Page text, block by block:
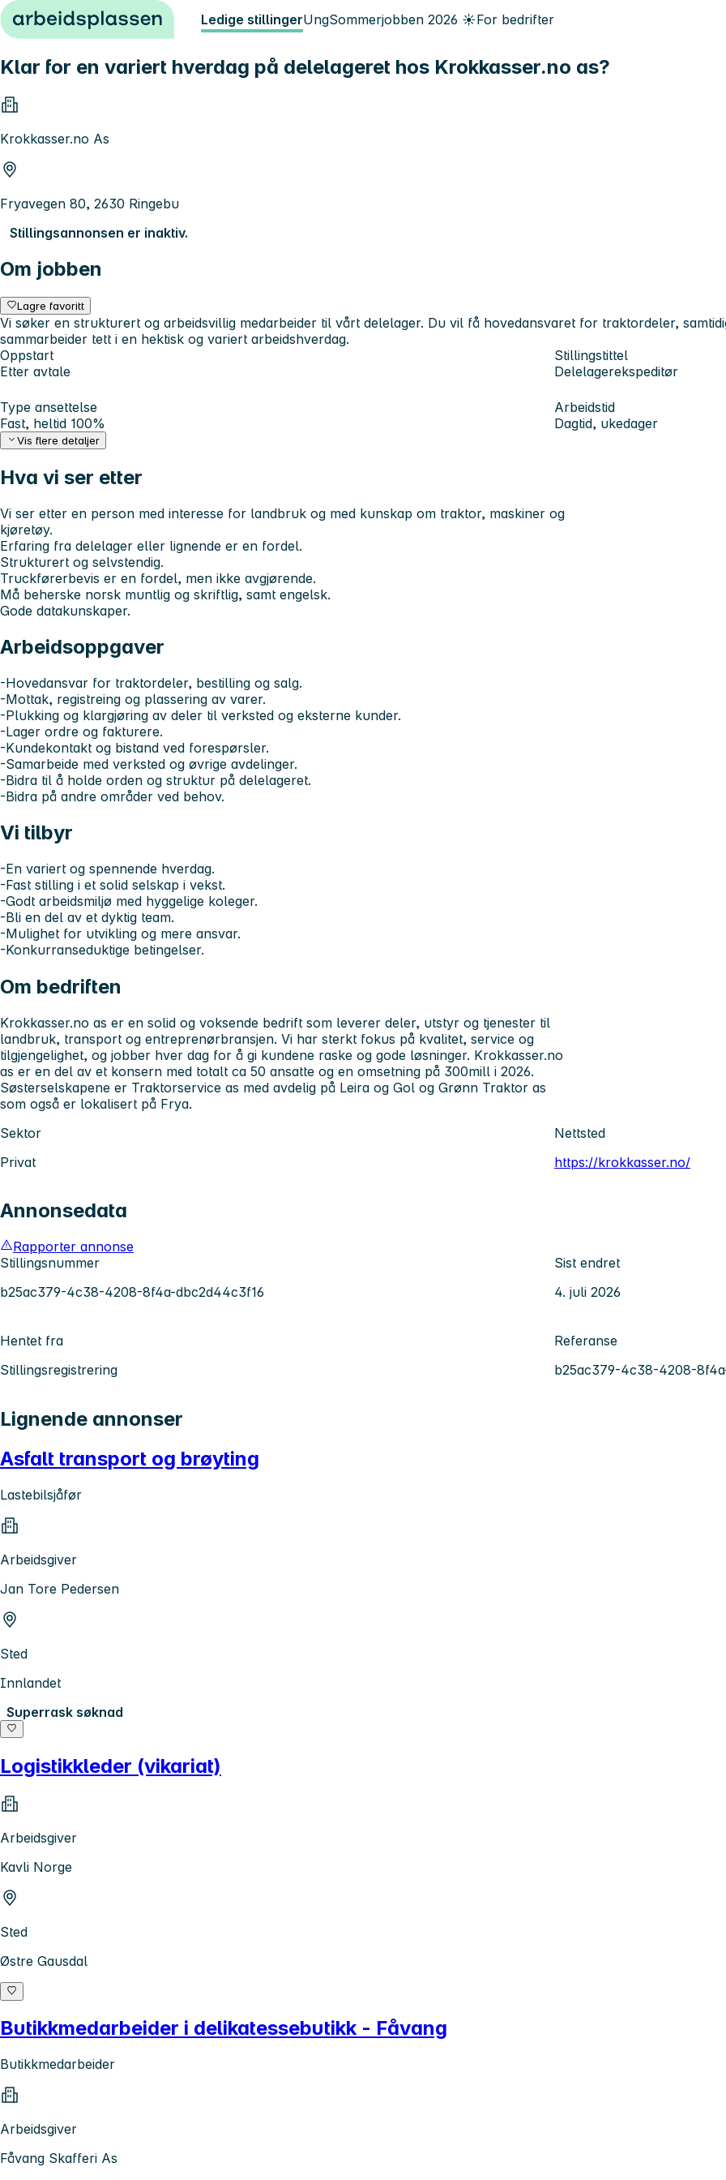
Hopp til innhold Ledige stillingerUngSommerjobben 2026 ☀️For bedrifter
Klar for en variert hverdag på delelageret hos Krokkasser.no as?
Krokkasser.no As
Fryavegen 80, 2630 Ringebu
Stillingsannonsen er inaktiv.
Om jobben
Lagre favoritt
Vi søker en strukturert og arbeidsvillig medarbeider til vårt delelager. Du vil få hovedansvaret for traktordeler,
sammarbeider tett i en hektisk og variert arbeidshverdag.
Oppstart
Etter avtale
Stillingstittel
Delelagerekspeditør
Type ansettelse
Fast, heltid 100%
Arbeidstid
Dagtid, ukedager
Vis flere detaljer
Hva vi ser etter
Vi ser etter en person med interesse for landbruk og med kunskap om traktor, maskiner og
kjøretøy.
Erfaring fra delelager eller lignende er en fordel.
Strukturert og selvstendig.
Truckførerbevis er en fordel, men ikke avgjørende.
Må beherske norsk muntlig og skriftlig, samt engelsk.
Gode datakunskaper.
Arbeidsoppgaver
-Hovedansvar for traktordeler, bestilling og salg.
-Mottak, registreing og plassering av varer.
-Plukking og klargjøring av deler til verksted og eksterne kunder.
-Lager ordre og fakturere.
-Kundekontakt og bistand ved forespørsler.
-Samarbeide med verksted og øvrige avdelinger.
-Bidra til å holde orden og struktur på delelageret.
-Bidra på andre områder ved behov.
Vi tilbyr
-En variert og spennende hverdag.
-Fast stilling i et solid selskap i vekst.
-Godt arbeidsmiljø med hyggelige koleger.
-Bli en del av et dyktig team.
-Mulighet for utvikling og mere ansvar.
-Konkurranseduktige betingelser.
Om bedriften
Krokkasser.no as er en solid og voksende bedrift som leverer deler, utstyr og tjenester til
landbruk, transport og entreprenørbransjen. Vi har sterkt fokus på kvalitet, service og
tilgjengelighet, og jobber hver dag for å gi kundene raske og gode løsninger. Krokkasser.no
as er en del av et konsern med totalt ca 50 ansatte og en omsetning på 300mill i 2026.
Søsterselskapene er Traktorservice as med avdelig på Leira og Gol og Grønn Traktor as
som også er lokalisert på Frya.
Sektor
Privat
Nettsted
https://krokkasser.no/
Annonsedata
Rapporter annonse
Stillingsnummer
b25ac379-4c38-4208-8f4a-dbc2d44c3f16
Sist endret
4. juli 2026
Hentet fra
Stillingsregistrering
Referanse
b25ac379-4c38-4208-
Lignende annonser
Asfalt transport og brøyting
Lastebilsjåfør
Arbeidsgiver
Jan Tore Pedersen
Sted
Innlandet
Superrask søknad
Logistikkleder (vikariat)
Arbeidsgiver
Kavli Norge
Sted
Østre Gausdal
Butikkmedarbeider i delikatessebutikk - Fåvang
Butikkmedarbeider
Arbeidsgiver
Fåvang Skafferi As